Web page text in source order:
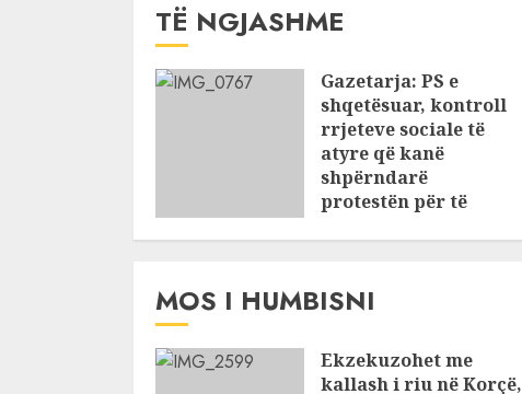
TË NGJASHME
Gazetarja: PS e
shqetësuar, kontroll
rrjeteve sociale të
atyre që kanë
shpërndarë
protestën për të
MOS I HUMBISNI
Ekzekuzohet me
kallash i riu në Korçë,